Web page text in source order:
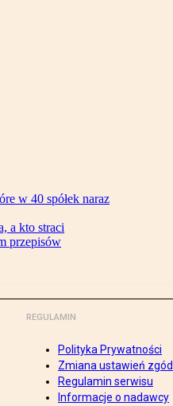
w 40 spółek naraz
a kto straci
przepisów
REGULAMIN
Polityka Prywatności
Zmiana ustawień zgód
Regulamin serwisu
Informacje o nadawcy